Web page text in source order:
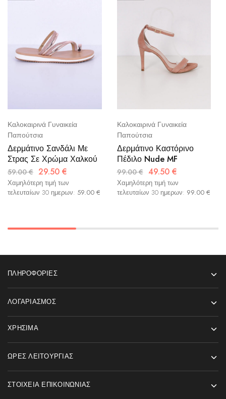
Καλοκαιρινά Γυναικεία
Παπούτσια
Δερμάτινο Σανδάλι Με
Στρας Σε Χρώμα Χαλκού
59.00€ 29.50 €
Χαμηλότερη τιμή των
τελευταίων 30 ημερων: 59.00 €
Καλοκαιρινά Γυναικεία
Παπούτσια
Δερμάτινο Καστόρινο
Πέδιλο Nude MF
99.00€ 49.50 €
Χαμηλότερη τιμή των
τελευταίων 30 ημερων: 99.00 €
ΠΛΗΡΟΦΟΡΊΕΣ
ΛΟΓΑΡΙΑΣΜΌΣ
ΧΡΉΣΙΜΑ
ΏΡΕΣ ΛΕΙΤΟΥΡΓΊΑΣ
ΣΤΟΙΧΕΊΑ ΕΠΙΚΟΙΝΩΝΊΑΣ